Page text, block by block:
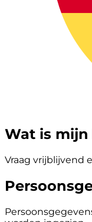
Wat is mijn
Vraag vrijblijvend